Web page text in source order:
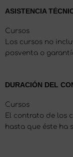
ASISTENCIA
Cursos
Los cursos no
posventa o
DURACIÓN DEL
Cursos
El contrato de los
hasta que éste ha